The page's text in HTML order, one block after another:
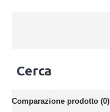
Cerca
Comparazione prodotto (0)